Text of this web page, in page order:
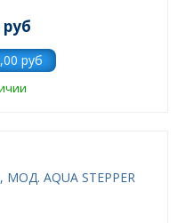
руб
AQUA STEPPER